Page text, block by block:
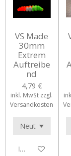
VS Made
30mm
Extrem
Auftreibe
nd
4,79 €
inkl. MwSt zzgl.
Versandkosten
In den